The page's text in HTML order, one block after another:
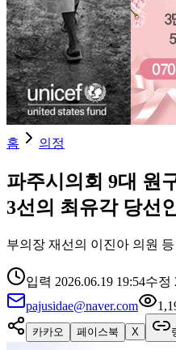
홈 의정
파주시의회 9대 원
3선의 최유각 당선
부의장 재선의 이진아 의원
입력 2026.06.19 19:54수정
pajusidae@naver.com
카카오 페이스북 X